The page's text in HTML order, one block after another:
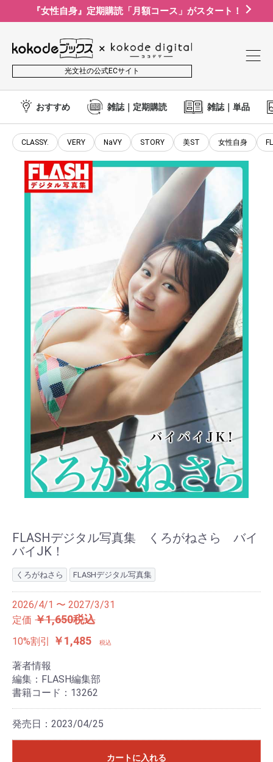
『女性自身』定期購読「月額コース」がスタート！
光文社の公式ECサイト
おすすめ 雑誌｜定期購読 雑誌｜単品
CLASSY. VERY NaVY STORY 美ST 女性自身
FLASHデジタル写真集 くろがねさら バイ
バイJK！
くろがねさら FLASHデジタル写真集
2026/4/1 〜 2027/3/31
定価 ￥1,650税込
10%割引 ￥1,485 税込
著者情報
編集：FLASH編集部
書籍コード：13262
発売日：2023/04/25
カートに入れる